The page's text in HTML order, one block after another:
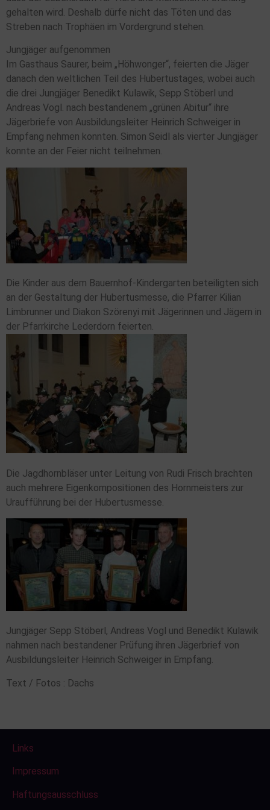
gehalten wird. Deshalb dürfe nicht das Töten und das
Streben nach Trophäen im Vordergrund stehen.
Jungjäger aufgenommen
Im Gasthaus Saurer, beim „Höhwonger“, feierten die Jäger
danach den weltlichen Teil des Hubertustages, wobei auch
die drei Jungjäger Benedikt Kulawik, Sepp Stöberl und
Andreas Vogl. nach bestandenem „grünen Abitur“ ihre
Jägerbriefe von Ausbildungsleiter Heinrich Schweiger in
Empfang nehmen konnten. Simon Seidl als vierter Jungjäger
konnte an der Feier nicht teilnehmen.
Die Kinder aus dem Bauernhof-Kindergarten beteiligten sich
an der Gestaltung der Hubertusmesse, die Pfarrer Kilian
Limbrunner und Diakon Szörenyi mit Jägerinnen und Jägern in
der Pfarrkirche Lederdorn feierten.
Die Jagdhornbläser unter Leitung von Rudi Frisch brachten
auch mehrere Eigenkompositionen des Hornmeisters zur
Uraufführung bei der Hubertusmesse.
Jungjäger Sepp Stöberl, Andreas Vogl und Benedikt Kulawik
nahmen nach bestandener Prüfung ihren Jägerbrief von
Ausbildungsleiter Heinrich Schweiger in Empfang.
Text / Fotos : Dachs
Links
Impressum
Haftungsausschluss